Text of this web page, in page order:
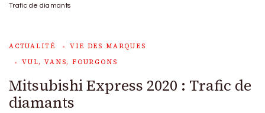
Trafic de diamants
ACTUALITÉ
VIE DES MARQUES
VUL, VANS, FOURGONS
Mitsubishi Express 2020 : Trafic de
diamants